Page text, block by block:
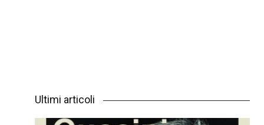
Ultimi articoli